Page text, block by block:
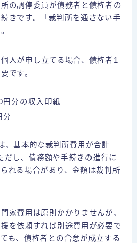
の調停委員が債務者と債権者の
きです。「裁判所を通さない手
人が申し立てる場合、債権者1
です。
円分の収入印紙
分
、基本的な裁判所費用が合計
だし、債務額や手続きの進行に
れる場合があり、金額は裁判所
家費用は原則かかりませんが、
を依頼すれば別途費用が必要で
も、債権者との合意が成立する